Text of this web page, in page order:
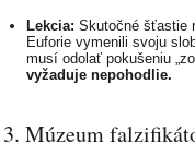
Lekcia: Skutočné šťastie
Euforie vymenili svoju
musí odolať pokušeniu
vyžaduje nepohodlie.
3. Múzeum